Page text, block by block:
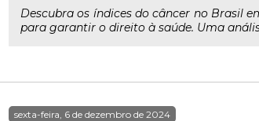
Descubra os índices do câncer no Brasil
para garantir o direito à saúde. Uma
sexta-feira, 6 de dezembro de 2024